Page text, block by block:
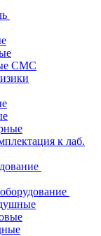
СМС
к лаб.